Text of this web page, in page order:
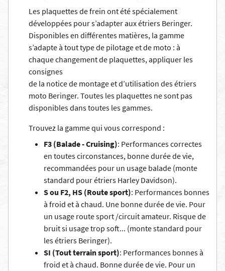
Les plaquettes de frein ont été spécialement
développées pour s’adapter aux étriers Beringer.
Disponibles en différentes matières, la gamme
s’adapte à tout type de pilotage et de moto : à
chaque changement de plaquettes, appliquer les
consignes
de la notice de montage et d’utilisation des étriers
moto Beringer. Toutes les plaquettes ne sont pas
disponibles dans toutes les gammes.
Trouvez la gamme qui vous correspond :
F3 (Balade - Cruising): Performances correctes
en toutes circonstances, bonne durée de vie,
recommandées pour un usage balade (monte
standard pour étriers Harley Davidson).
S ou F2, HS (Route sport): Performances bonnes
à froid et à chaud. Une bonne durée de vie. Pour
un usage route sport /circuit amateur. Risque de
bruit si usage trop soft... (monte standard pour
les étriers Beringer).
SI (Tout terrain sport): Performances bonnes à
froid et à chaud. Bonne durée de vie. Pour un